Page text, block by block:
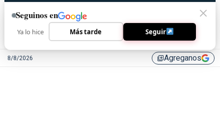
8/8/2026 library_addAgreganos
Seguinos en
Ya lo hice Más tarde Seguir